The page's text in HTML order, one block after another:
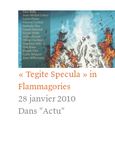
« Tegite Specula » in
Flammagories
28 janvier 2010
Dans "Actu"